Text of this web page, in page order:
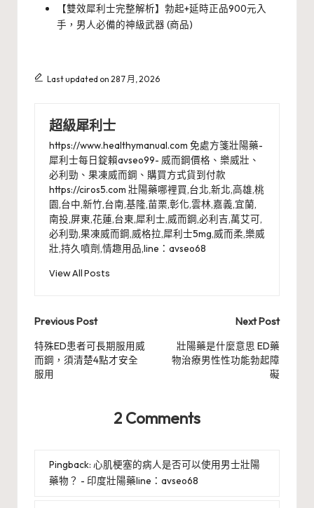
【雙效犀利士完整解析】勃起+延時正品900元入
手，男人必備的神級武器 (商品)
Last updated on 28 7 月, 2026
超級犀利士
https://www.healthymanual.com 免處方箋壯陽藥-
犀利士每日錠賴avseo99- 威而鋼價格、樂威壯、
必利勁、果凍威而鋼、購買方式貨到付款
https://ciros5.com 壯陽藥哪裡買,台北,新北,高雄,桃
園,台中,新竹,台南,基隆,苗栗,彰化,雲林,嘉義,宜蘭,
南投,屏東,花蓮,台東,犀利士,威而鋼,必利吉,萬艾可,
必利勁,果凍威而鋼,威格拉,犀利士5mg,威而柔,樂威
壯,持久噴劑,情趣用品,line：avseo68
View All Posts
Post
navigation
Previous Post
特殊ED患者可長期服用威
而鋼，須清楚4點才安全
服用
Next Post
壯陽藥是什麼意思 ED藥
物治療男性性功能勃起障
礙
2 Comments
Pingback: 心肌梗塞的病人是否可以使用男士壯陽
藥物？ - 印度壯陽藥line：avseo68